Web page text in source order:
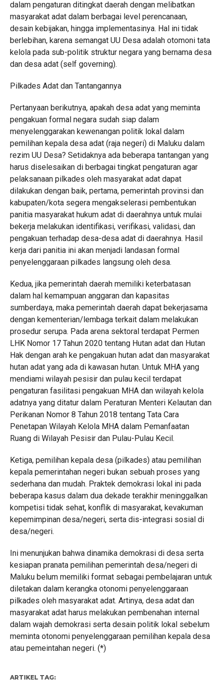
dalam pengaturan ditingkat daerah dengan melibatkan
masyarakat adat dalam berbagai level perencanaan,
desain kebijakan, hingga implementasinya. Hal ini tidak
berlebihan, karena semangat UU Desa adalah otomoni tata
kelola pada sub-politik struktur negara yang bernama desa
dan desa adat (self governing).
Pilkades Adat dan Tantangannya
Pertanyaan berikutnya, apakah desa adat yang meminta
pengakuan formal negara sudah siap dalam
menyelenggarakan kewenangan politik lokal dalam
pemilihan kepala desa adat (raja negeri) di Maluku dalam
rezim UU Desa? Setidaknya ada beberapa tantangan yang
harus diselesaikan di berbagai tingkat pengaturan agar
pelaksanaan pilkades oleh masyarakat adat dapat
dilakukan dengan baik, pertama, pemerintah provinsi dan
kabupaten/kota segera mengakselerasi pembentukan
panitia masyarakat hukum adat di daerahnya untuk mulai
bekerja melakukan identifikasi, verifikasi, validasi, dan
pengakuan terhadap desa-desa adat di daerahnya. Hasil
kerja dari panitia ini akan menjadi landasan formal
penyelenggaraan pilkades langsung oleh desa.
Kedua, jika pemerintah daerah memiliki keterbatasan
dalam hal kemampuan anggaran dan kapasitas
sumberdaya, maka pemerintah daerah dapat bekerjasama
dengan kementerian/lembaga terkait dalam melakukan
prosedur serupa. Pada arena sektoral terdapat Permen
LHK Nomor 17 Tahun 2020 tentang Hutan adat dan Hutan
Hak dengan arah ke pengakuan hutan adat dan masyarakat
hutan adat yang ada di kawasan hutan. Untuk MHA yang
mendiami wilayah pesisir dan pulau kecil terdapat
pengaturan fasilitasi pengakuan MHA dan wilayah kelola
adatnya yang ditatur dalam Peraturan Menteri Kelautan dan
Perikanan Nomor 8 Tahun 2018 tentang Tata Cara
Penetapan Wilayah Kelola MHA dalam Pemanfaatan
Ruang di Wilayah Pesisir dan Pulau-Pulau Kecil.
Ketiga, pemilihan kepala desa (pilkades) atau pemilihan
kepala pemerintahan negeri bukan sebuah proses yang
sederhana dan mudah. Praktek demokrasi lokal ini pada
beberapa kasus dalam dua dekade terakhir meninggalkan
kompetisi tidak sehat, konflik di masyarakat, kevakuman
kepemimpinan desa/negeri, serta dis-integrasi sosial di
desa/negeri.
Ini menunjukan bahwa dinamika demokrasi di desa serta
kesiapan pranata pemilihan pemerintah desa/negeri di
Maluku belum memiliki format sebagai pembelajaran untuk
diletakan dalam kerangka otonomi penyelenggaraan
pilkades oleh masyarakat adat. Artinya, desa adat dan
masyarakat adat harus melakukan pembenahan internal
dalam wajah demokrasi serta desain politik lokal sebelum
meminta otonomi penyelenggaraan pemilihan kepala desa
atau pemeintahan negeri. (*)
ARTIKEL TAG: